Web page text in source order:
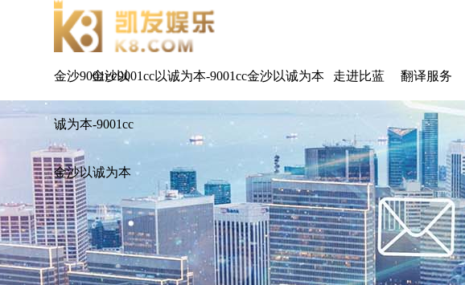
金沙9001cc以
诚为本-9001cc
金沙以诚为本
金沙9001cc以诚为本-9001cc金沙以诚为本 走进比蓝 翻译服务